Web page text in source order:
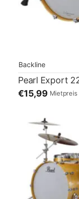
Backline
€15,99 Mietpreis